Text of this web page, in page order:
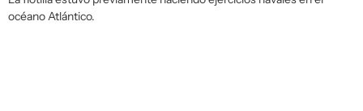
océano Atlántico.